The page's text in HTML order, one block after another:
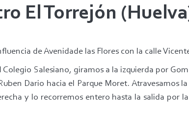
El Torrejón
de Avenidade las Flores con la calle
Colegio Salesiano, giramos a la izquierda por
Dario hacia el Parque Moret. Atravesamos
y lo recorremos entero hasta la salida por